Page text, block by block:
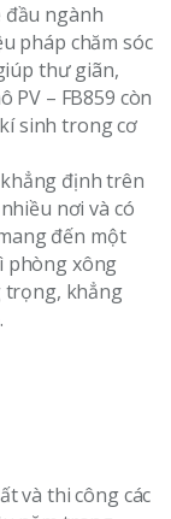
đầu ngành
pháp chăm sóc
thư giãn,
– FB859 còn
sinh trong cơ
định trên
nơi và có
đến một
phòng xông
trọng, khẳng
và thi công các